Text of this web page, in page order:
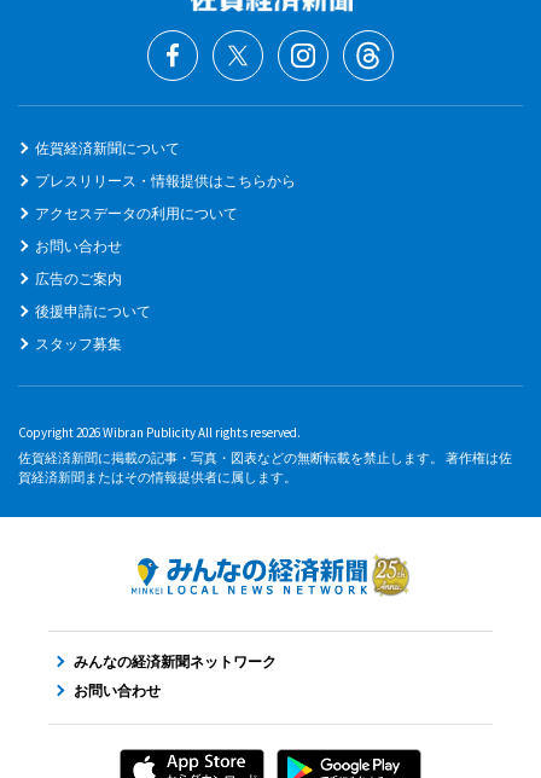
佐賀経済新聞について
プレスリリース・情報提供はこちらから
アクセスデータの利用について
お問い合わせ
広告のご案内
後援申請について
スタッフ募集
Copyright 2026 Wibran Publicity All rights reserved.
佐賀経済新聞に掲載の記事・写真・図表などの無断転載を禁止します。 著作権は佐
賀経済新聞またはその情報提供者に属します。
みんなの経済新聞ネットワーク
お問い合わせ